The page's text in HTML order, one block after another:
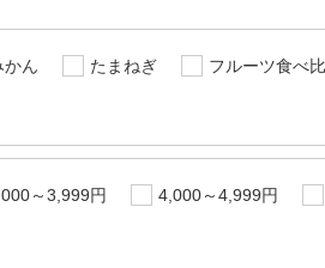
かん たまねぎ フルーツ食べ
～3,999円 4,000～4,999円